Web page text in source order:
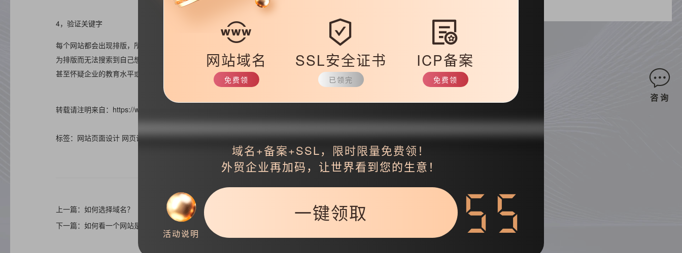
4，验证关键字
每个网站都会出现排版，所以在设置关键词的时候，一定要选择一些不容易出现排版的词，这样可以减少一些用户在搜索的时候因
为排版而无法搜索到自己想要的内容，甚至一些用户在搜索的时候因为拼写错误而搜索到厂商的关键词，他们不会认为我很高兴，
甚至怀疑企业的教育水平或质量，所以我必须确保关键字的正确性。在设置关键字之后，验证是一个非常重要的步骤。
转载请注明来自：https://www.haizr.cn/help/faq/154145.html
标签：网站页面设计 网页设计
上一篇：如何选择域名？
返回列表
下一篇：如何看一个网站是否适合SEO优化
咨 询
网站域名
免费领
SSL安全证书
已领完
ICP备案
免费领
活动说明
域名+备案+SSL，限时限量免费领！
外贸企业再加码，让世界看到您的生意！
一键领取 54